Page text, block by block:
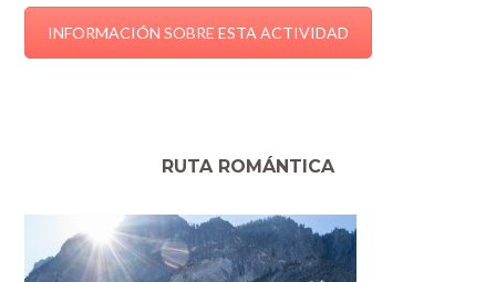
INFORMACIÓN SOBRE ESTA ACTIVIDAD
RUTA ROMÁNTICA